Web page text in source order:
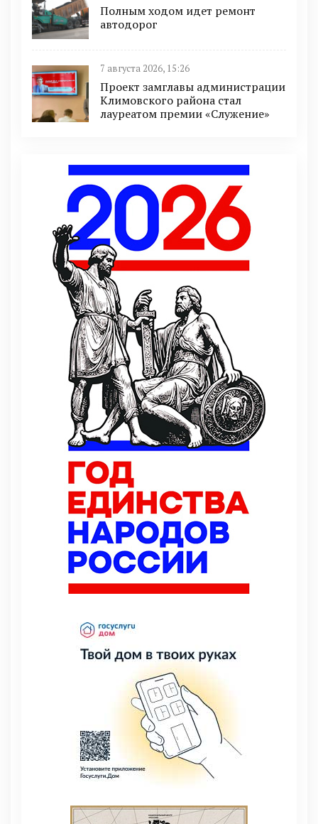
Полным ходом идет ремонт
автодорог
7 августа 2026, 15:26
Проект замглавы администрации
Климовского района стал
лауреатом премии «Служение»